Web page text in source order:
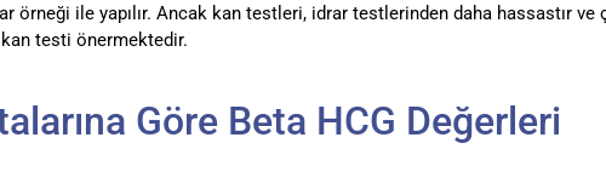
örneği ile yapılır. Ancak kan testleri, idrar testlerinden daha hassastır
testi önermektedir.
Göre Beta HCG Değerleri